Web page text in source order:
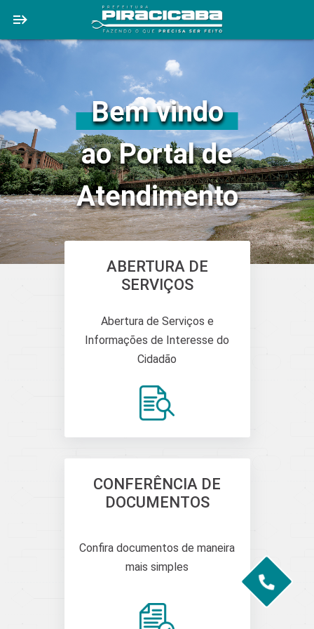
Bem vindo
ao Portal de
Atendimento
ABERTURA DE
SERVIÇOS
Abertura de Serviços e
Informações de Interesse do
Cidadão
CONFERÊNCIA DE
DOCUMENTOS
Confira documentos de maneira
mais simples